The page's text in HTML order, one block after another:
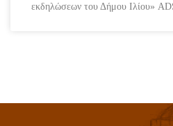
εκδηλώσεων του Δήμου Ιλίου»